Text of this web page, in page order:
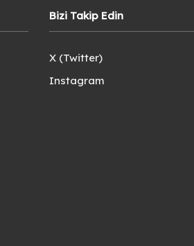
Bizi Takip Edin
X (Twitter)
Instagram